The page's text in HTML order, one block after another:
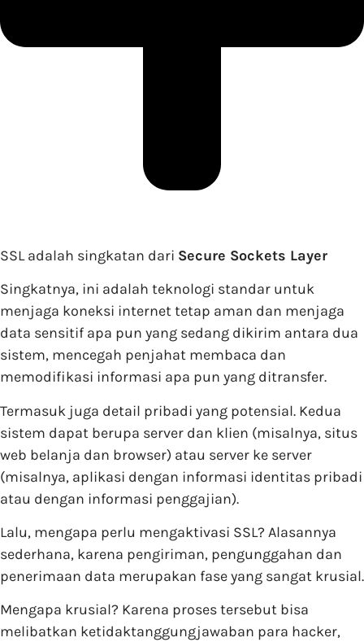
SSL adalah singkatan dari Secure Sockets Layer
Singkatnya, ini adalah teknologi standar untuk
menjaga koneksi internet tetap aman dan menjaga
data sensitif apa pun yang sedang dikirim antara dua
sistem, mencegah penjahat membaca dan
memodifikasi informasi apa pun yang ditransfer.
Termasuk juga detail pribadi yang potensial. Kedua
sistem dapat berupa server dan klien (misalnya, situs
web belanja dan browser) atau server ke server
(misalnya, aplikasi dengan informasi identitas pribadi
atau dengan informasi penggajian).
Lalu, mengapa perlu mengaktivasi SSL? Alasannya
sederhana, karena pengiriman, pengunggahan dan
penerimaan data merupakan fase yang sangat krusial.
Mengapa krusial? Karena proses tersebut bisa
melibatkan ketidaktanggungjawaban para hacker,